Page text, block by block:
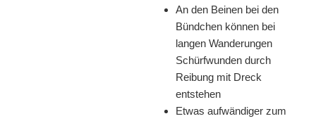
An den Beinen bei den
Bündchen können bei
langen Wanderungen
Schürfwunden durch
Reibung mit Dreck
entstehen
Etwas aufwändiger zum